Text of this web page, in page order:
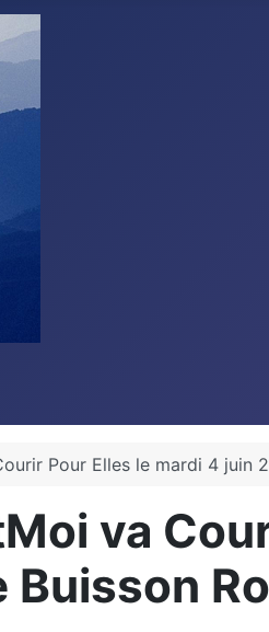
Pour Elles le mardi 4 juin
va
Buisson